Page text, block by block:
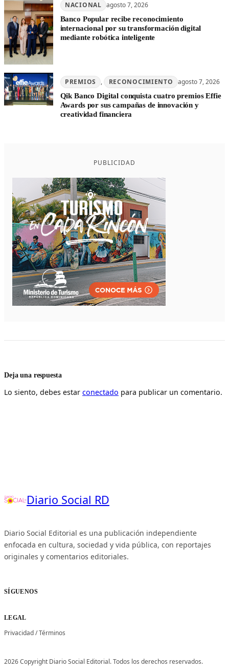
NACIONAL agosto 7, 2026
Banco Popular recibe reconocimiento
internacional por su transformación digital
mediante robótica inteligente
PREMIOS , RECONOCIMIENTO agosto 7, 2026
Qik Banco Digital conquista cuatro premios Effie
Awards por sus campañas de innovación y
creatividad financiera
PUBLICIDAD
Deja una respuesta
Lo siento, debes estar conectado para publicar un comentario.
Diario Social RD
Diario Social Editorial es una publicación independiente
enfocada en cultura, sociedad y vida pública, con reportajes
originales y comentarios editoriales.
SÍGUENOS
LEGAL
Privacidad/Términos
2026 Copyright Diario Social Editorial. Todos los derechos reservados.